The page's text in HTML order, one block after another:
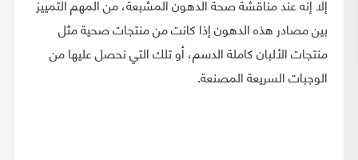
بين مصادر هذه الدهون إذا كانت من منتجات صحية مثل
منتجات الألبان كاملة الدسم، أو تلك التي نحصل عليها من
الوجبات السريعة المصنعة.